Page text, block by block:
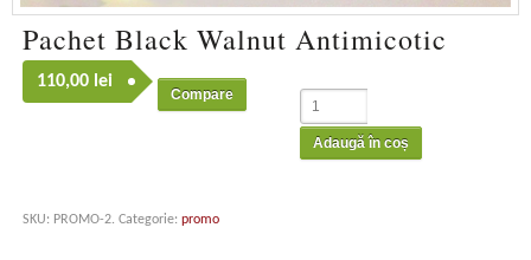
Pachet Black Walnut Antimicotic
110,00 lei
Adaugă în coș
Compare
SKU: PROMO-2. Categorie: promo